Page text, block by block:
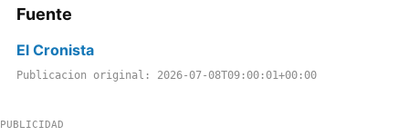
Fuente
El Cronista
Publicacion original: 2026-07-08T09:00:01+00:00
PUBLICIDAD